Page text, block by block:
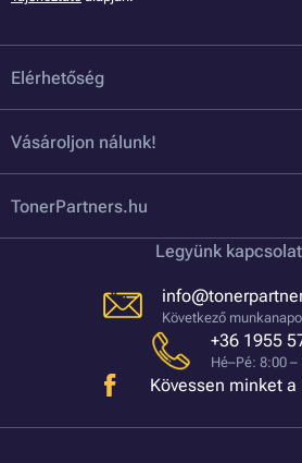
Elérhetőség
Vásároljon nálunk!
TonerPartners.hu
Legyünk
Következő
+36 1955
Hé–Pé: 8:00 –
Kövessen minket a